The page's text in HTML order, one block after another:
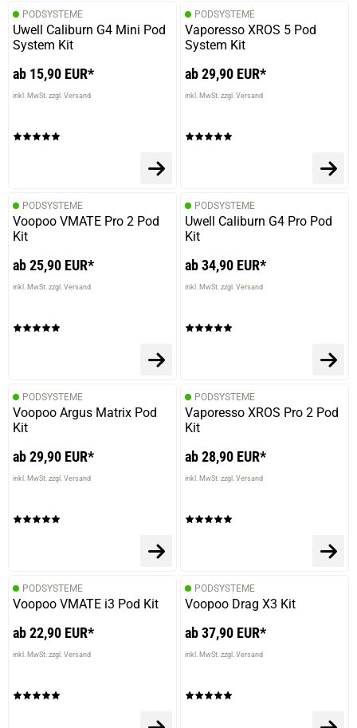
PODSYSTEME
Uwell Caliburn G4 Mini Pod
System Kit
ab 15,90 EUR*
inkl. MwSt. zzgl. Versand
PODSYSTEME
Vaporesso XROS 5 Pod
System Kit
ab 29,90 EUR*
inkl. MwSt. zzgl. Versand
PODSYSTEME
Voopoo VMATE Pro 2 Pod
Kit
ab 25,90 EUR*
inkl. MwSt. zzgl. Versand
PODSYSTEME
Uwell Caliburn G4 Pro Pod
Kit
ab 34,90 EUR*
inkl. MwSt. zzgl. Versand
PODSYSTEME
Voopoo Argus Matrix Pod
Kit
ab 29,90 EUR*
inkl. MwSt. zzgl. Versand
PODSYSTEME
Vaporesso XROS Pro 2 Pod
Kit
ab 28,90 EUR*
inkl. MwSt. zzgl. Versand
PODSYSTEME
Voopoo VMATE i3 Pod Kit
ab 22,90 EUR*
inkl. MwSt. zzgl. Versand
PODSYSTEME
Voopoo Drag X3 Kit
ab 37,90 EUR*
inkl. MwSt. zzgl. Versand